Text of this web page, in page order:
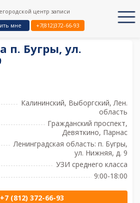
центр записи
мне
+7(812)372-66-93
п. Бугры, ул.
Калининский, Выборгский, Лен.
область
Гражданский проспект,
Девяткино, Парнас
Ленинградская область: п. Бугры,
ул. Нижняя, д. 9
УЗИ среднего класса
9:00-18:00
(812) 372-66-93